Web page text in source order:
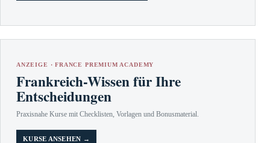
ANZEIGE · FRANCE PREMIUM ACADEMY
Frankreich-Wissen für Ihre
Entscheidungen
Praxisnahe Kurse mit Checklisten, Vorlagen und Bonusmaterial.
KURSE ANSEHEN →